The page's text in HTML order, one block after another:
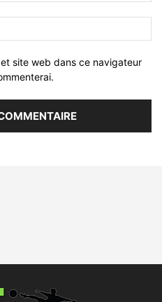
site web dans ce navigateur